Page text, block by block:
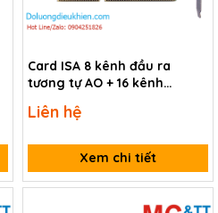
Card ISA 8 kênh đầu ra
tương tự AO + 16 kênh
628/S CR
Liên hệ
Xem chi tiết